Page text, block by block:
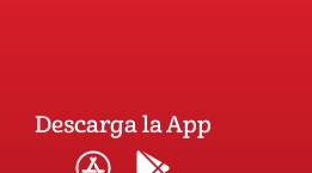
Descarga la App